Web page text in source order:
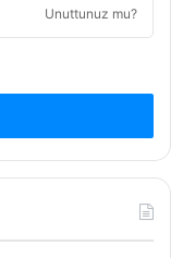
Unuttunuz mu?